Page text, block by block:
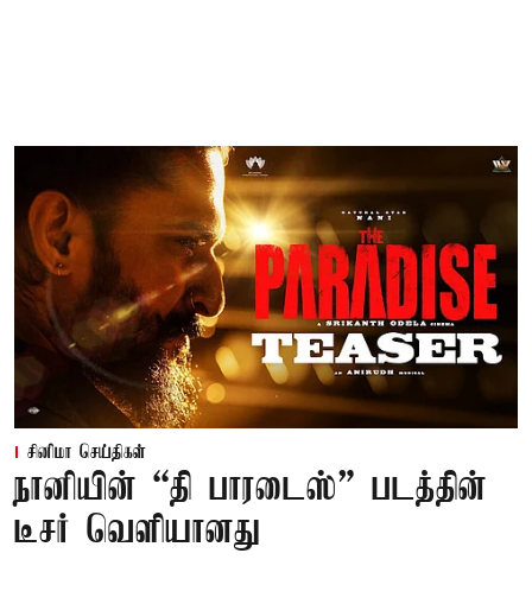
சினிமா செய்திகள்
நானியின் “தி பாரடைஸ்” படத்தின்
டீசர் வெளியானது